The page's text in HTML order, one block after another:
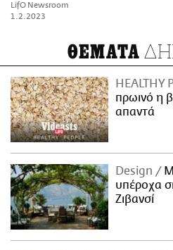
LifO Newsroom
1.2.2023
ΘΕΜΑΤΑ
HEALTHY
πρωινό η
απαντά
Design
υπέροχα
Ζιβανσί